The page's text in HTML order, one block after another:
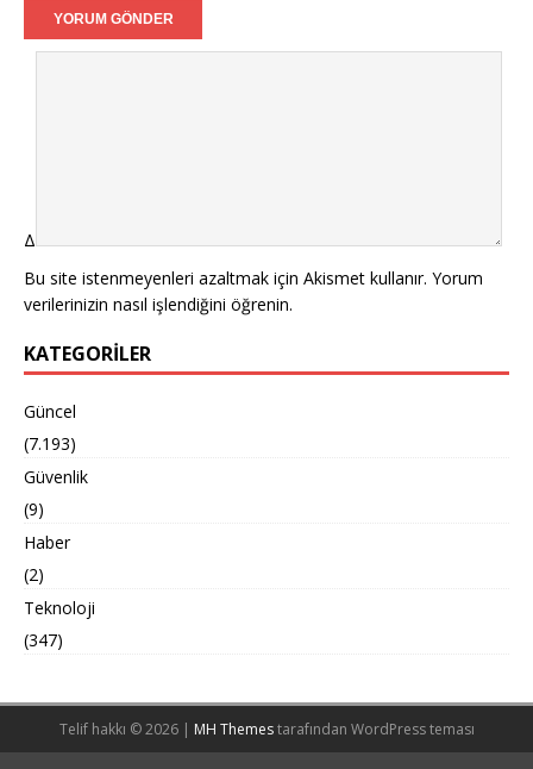
Δ
Bu site istenmeyenleri azaltmak için Akismet kullanır. Yorum
verilerinizin nasıl işlendiğini öğrenin.
KATEGORILER
Güncel
(7.193)
Güvenlik
(9)
Haber
(2)
Teknoloji
(347)
Telif hakkı © 2026 | MH Themestarafından WordPress teması